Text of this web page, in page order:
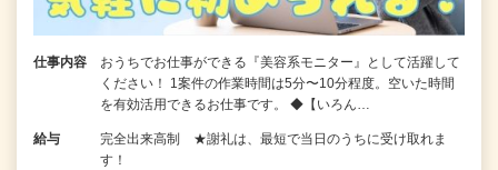
仕事内容
おうちでお仕事ができる『美容系モニター』として活躍して
ください！ 1案件の作業時間は5分〜10分程度。空いた時間
を有効活用できるお仕事です。 ◆【いろん…
給与
完全出来高制 ★謝礼は、最短で当日のうちに受け取れま
す！